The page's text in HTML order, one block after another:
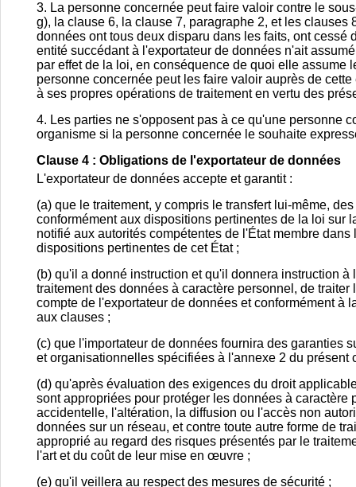
3. La personne concernée peut faire valoir contre le
g), la clause 6, la clause 7, paragraphe 2, et les
données ont tous deux disparu dans les faits, ont
entité succédant à l'exportateur de données n'ait
par effet de la loi, en conséquence de quoi elle
personne concernée peut les faire valoir auprès de
à ses propres opérations de traitement en vertu des
4. Les parties ne s'opposent pas à ce qu'une personne
organisme si la personne concernée le souhaite
Clause 4 : Obligations de l'exportateur de données
L'exportateur de données accepte et garantit :
(a) que le traitement, y compris le transfert lui-même,
conformément aux dispositions pertinentes de la loi sur
notifié aux autorités compétentes de l'État membre
dispositions pertinentes de cet État ;
(b) qu'il a donné instruction et qu'il donnera instruction
traitement des données à caractère personnel, de
compte de l'exportateur de données et conformément
aux clauses ;
(c) que l'importateur de données fournira des garanties
et organisationnelles spécifiées à l'annexe 2 du présent
(d) qu'après évaluation des exigences du droit
sont appropriées pour protéger les données à
accidentelle, l'altération, la diffusion ou l'accès non
données sur un réseau, et contre toute autre forme de
approprié au regard des risques présentés par le
l'art et du coût de leur mise en œuvre ;
(e) qu'il veillera au respect des mesures de sécurité ;